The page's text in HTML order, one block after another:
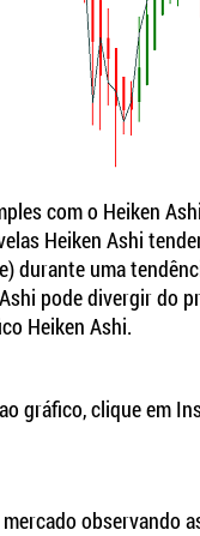
com o Heiken
Heiken Ashi
durante uma
pode divergir do
Heiken Ashi.
gráfico, clique em
observando